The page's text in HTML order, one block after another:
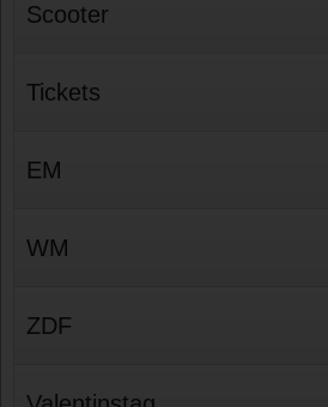
Scooter
Tickets
EM
WM
ZDF